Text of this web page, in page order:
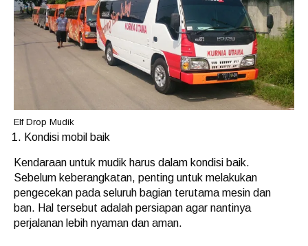
Elf Drop Mudik
Kondisi mobil baik
Kendaraan untuk mudik harus dalam kondisi baik.
Sebelum keberangkatan, penting untuk melakukan
pengecekan pada seluruh bagian terutama mesin dan
ban. Hal tersebut adalah persiapan agar nantinya
perjalanan lebih nyaman dan aman.